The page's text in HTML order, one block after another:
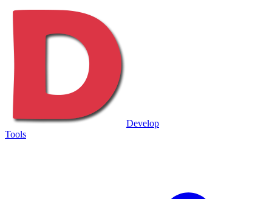
Develop
Tools